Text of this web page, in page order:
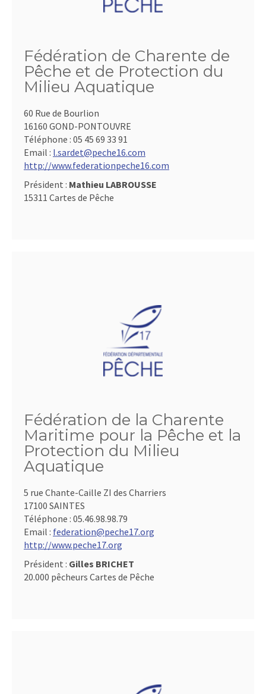
Fédération de Charente de
Pêche et de Protection du
Milieu Aquatique
60 Rue de Bourlion
16160 GOND-PONTOUVRE
Téléphone : 05 45 69 33 91
Email : l.sardet@peche16.com
http://www.federationpeche16.com
Président : Mathieu LABROUSSE
15311 Cartes de Pêche
Fédération de la Charente
Maritime pour la Pêche et la
Protection du Milieu
Aquatique
5 rue Chante-Caille ZI des Charriers
17100 SAINTES
Téléphone : 05.46.98.98.79
Email : federation@peche17.org
http://www.peche17.org
Président : Gilles BRICHET
20.000 pêcheurs Cartes de Pêche